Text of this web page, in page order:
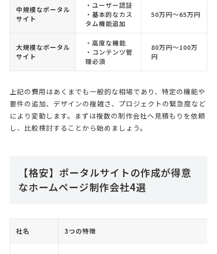
中規模なポータル
サイト
・ユーザー認証
・基本的なカス
タム機能追加
50万円〜65万円
大規模なポータル
サイト
・高度な機能
・コンテンツ管
理必須
80万円〜100万
円
上記の費用はあくまでも一般的な相場であり、特定の機能や
要件の追加、デザインの複雑さ、プロジェクトの緊急度など
により変動します。まずは複数の制作会社へ見積もりを依頼
し、比較検討することから始めましょう。
【格安】ポータルサイトの作成が得意
なホームページ制作会社4選
社名 3つの特徴